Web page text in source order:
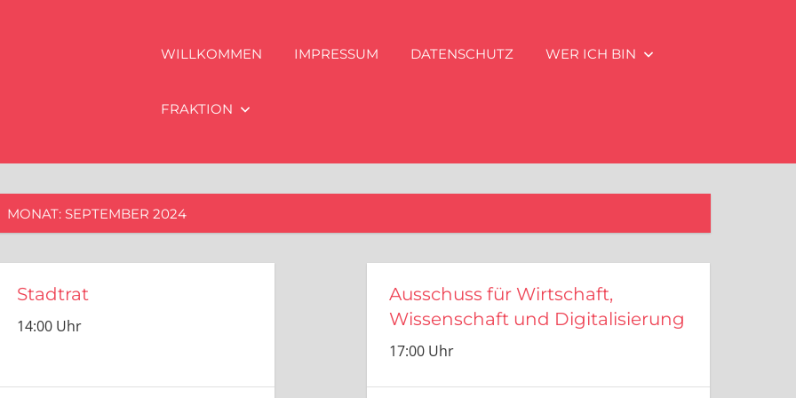
WILLKOMMEN IMPRESSUM DATENSCHUTZ WER ICH BIN
FRAKTION
MONAT: SEPTEMBER 2024
Stadtrat
14:00 Uhr
Ausschuss für Wirtschaft,
Wissenschaft und Digitalisierung
17:00 Uhr